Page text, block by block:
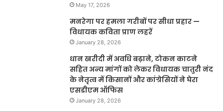
May 17, 2026
मनरेगा पर हमला गरीबों पर सीधा प्रहार —
विधायक कविता प्राण लहरें
January 28, 2026
धान खरीदी में अवधि बढ़ाने, टोकन काटने
सहित अन्य मांगों को लेकर विधायक चातुरी नंद
के नेतृत्व में किसानों और कांग्रेसियों ने घेरा
एसडीएम ऑफिस
January 28, 2026